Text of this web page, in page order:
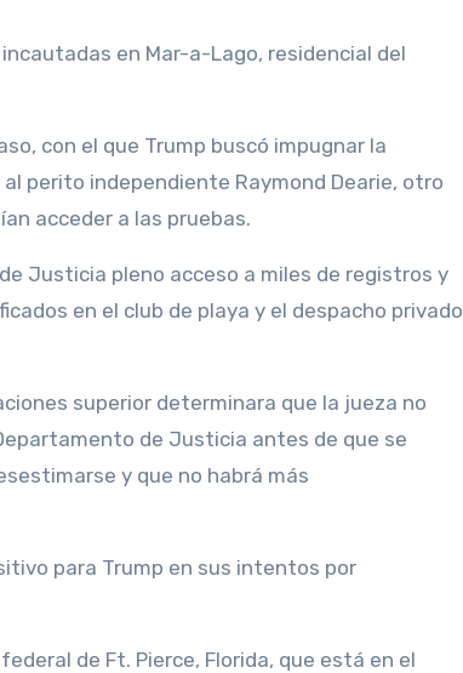
con el que Trump buscó impugnar la
perito independiente Raymond Dearie, otro
acceder a las pruebas.
Justicia pleno acceso a miles de registros y
en el club de playa y el despacho privado
superior determinara que la jueza no
de Justicia antes de que se
y que no habrá más
para Trump en sus intentos por
de Ft. Pierce, Florida, que está en el